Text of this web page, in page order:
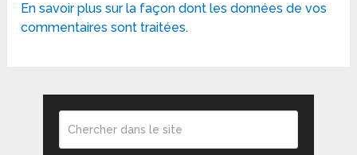
En savoir plus sur la façon dont les données de vos
commentaires sont traitées.